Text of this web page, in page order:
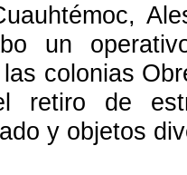
un
colonias
retiro de
y objetos